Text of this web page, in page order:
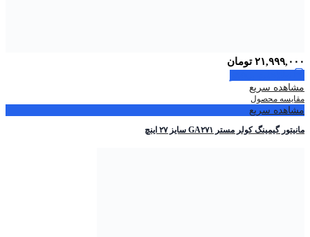
۲۱,۹۹۹,۰۰۰ تومان
مشاهده سریع
مقایسه محصول
مشاهده سریع
مانیتور گیمینگ کولر مستر GA۲۷۱ سایز ۲۷ اینچ